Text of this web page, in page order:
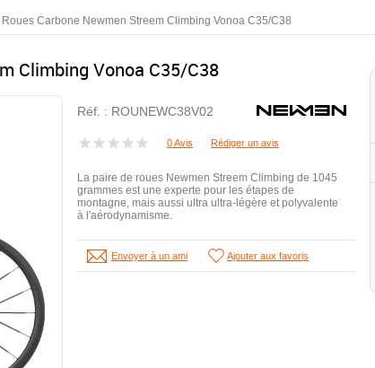
Roues Carbone Newmen Streem Climbing Vonoa C35/C38
Climbing Vonoa C35/C38
Réf. : ROUNEWC38V02
0 Avis Rédiger un avis
La paire de roues Newmen Streem Climbing de 1045
grammes est une experte pour les étapes de
montagne, mais aussi ultra ultra-légère et polyvalente
à l'aérodynamisme.
Envoyer à un ami Ajouter aux favoris